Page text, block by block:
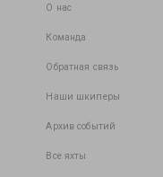
О нас
Команда
Обратная связь
Наши шкиперы
Архив событий
Все яхты